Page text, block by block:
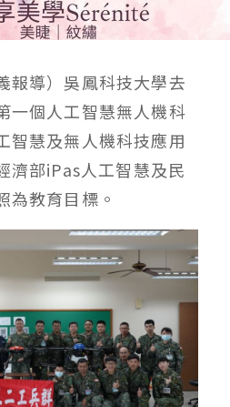
報導）吳鳳科技大學去
一個人工智慧無人機科
智慧及無人機科技應用
濟部iPas人工智慧及民
為教育目標。